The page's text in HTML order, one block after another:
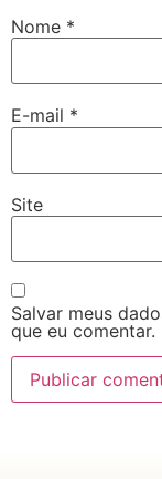
Nome *
E-mail *
Site
Salvar meus
que eu comentar.